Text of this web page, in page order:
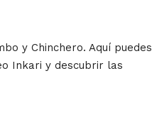
y Chinchero. Aquí puedes
Inkari y descubrir las